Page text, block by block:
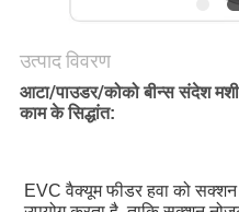
मैप
गोपनीयता
उत्पाद विवरण
आटा/पाउडर/कोको बीन्स संदेश
काम के सिद्धांत:
EVC वैक्यूम फीडर हवा को